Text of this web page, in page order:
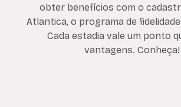
obter benefícios com o
Atlantica, o programa de
Cada estadia vale um ponto
vantagens. Conheça!